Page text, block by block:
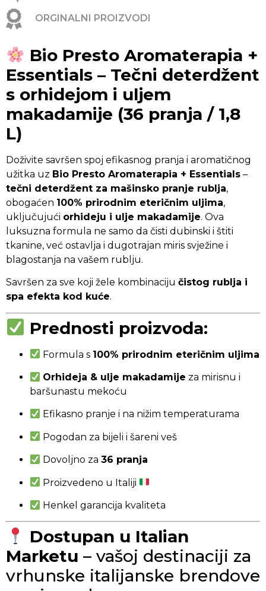
ORGINALNI PROIZVODI
Bio Presto Aromaterapia +
Essentials – Tečni deterdžent
s orhidejom i uljem
makadamije (36 pranja / 1,8
L)
Doživite savršen spoj efikasnog pranja i aromatičnog
užitka uz Bio Presto Aromaterapia + Essentials –
tečni deterdžent za mašinsko pranje rublja,
obogaćen 100% prirodnim eteričnim uljima,
uključujući orhideju i ulje makadamije. Ova
luksuzna formula ne samo da čisti dubinski i štiti
tkanine, već ostavlja i dugotrajan miris svježine i
blagostanja na vašem rublju.
Savršen za sve koji žele kombinaciju čistog rublja i
spa efekta kod kuće.
Prednosti proizvoda:
Formula s 100% prirodnim eteričnim uljima
Orhideja & ulje makadamije za mirisnu i
baršunastu mekoću
Efikasno pranje i na nižim temperaturama
Pogodan za bijeli i šareni veš
Dovoljno za36 pranja
Proizvedeno u Italiji
Henkel garancija kvaliteta
Dostupan u Italian
Marketu – vašoj destinaciji za
vrhunske italijanske brendove